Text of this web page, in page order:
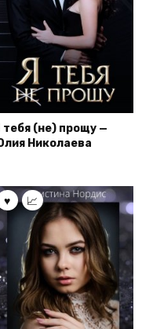
тебя (не) прощу —
Николаева